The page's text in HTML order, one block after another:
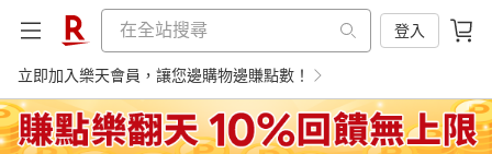
登入
立即加入樂天會員，讓您邊購物邊賺點數！